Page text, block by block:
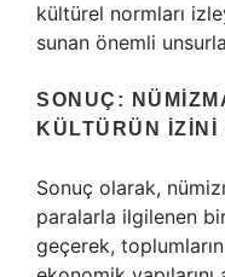
kültürel normları
sunan önemli
SONUÇ:
KÜLTÜRÜN
Sonuç olarak,
paralarla ilgilenen
geçerek,